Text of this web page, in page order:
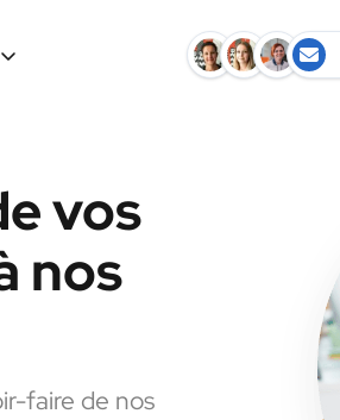
vos
nos
faire de nos